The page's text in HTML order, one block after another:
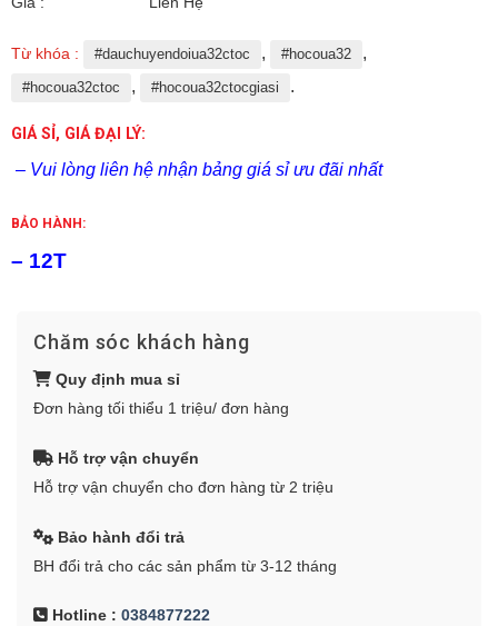
Từ khóa : #dauchuyendoiua32ctoc , #hocoua32 ,
#hocoua32ctoc , #hocoua32ctocgiasi .
GIÁ SỈ, GIÁ ĐẠI LÝ:
– Vui lòng liên hệ nhận bảng giá sỉ ưu đãi nhất
BẢO HÀNH:
– 12T
Chăm sóc khách hàng
Quy định mua sỉ
Đơn hàng tối thiểu 1 triệu/ đơn hàng
Hỗ trợ vận chuyển
Hỗ trợ vận chuyển cho đơn hàng từ 2 triệu
Bảo hành đổi trả
BH đổi trả cho các sản phẩm từ 3-12 tháng
Hotline : 0384877222